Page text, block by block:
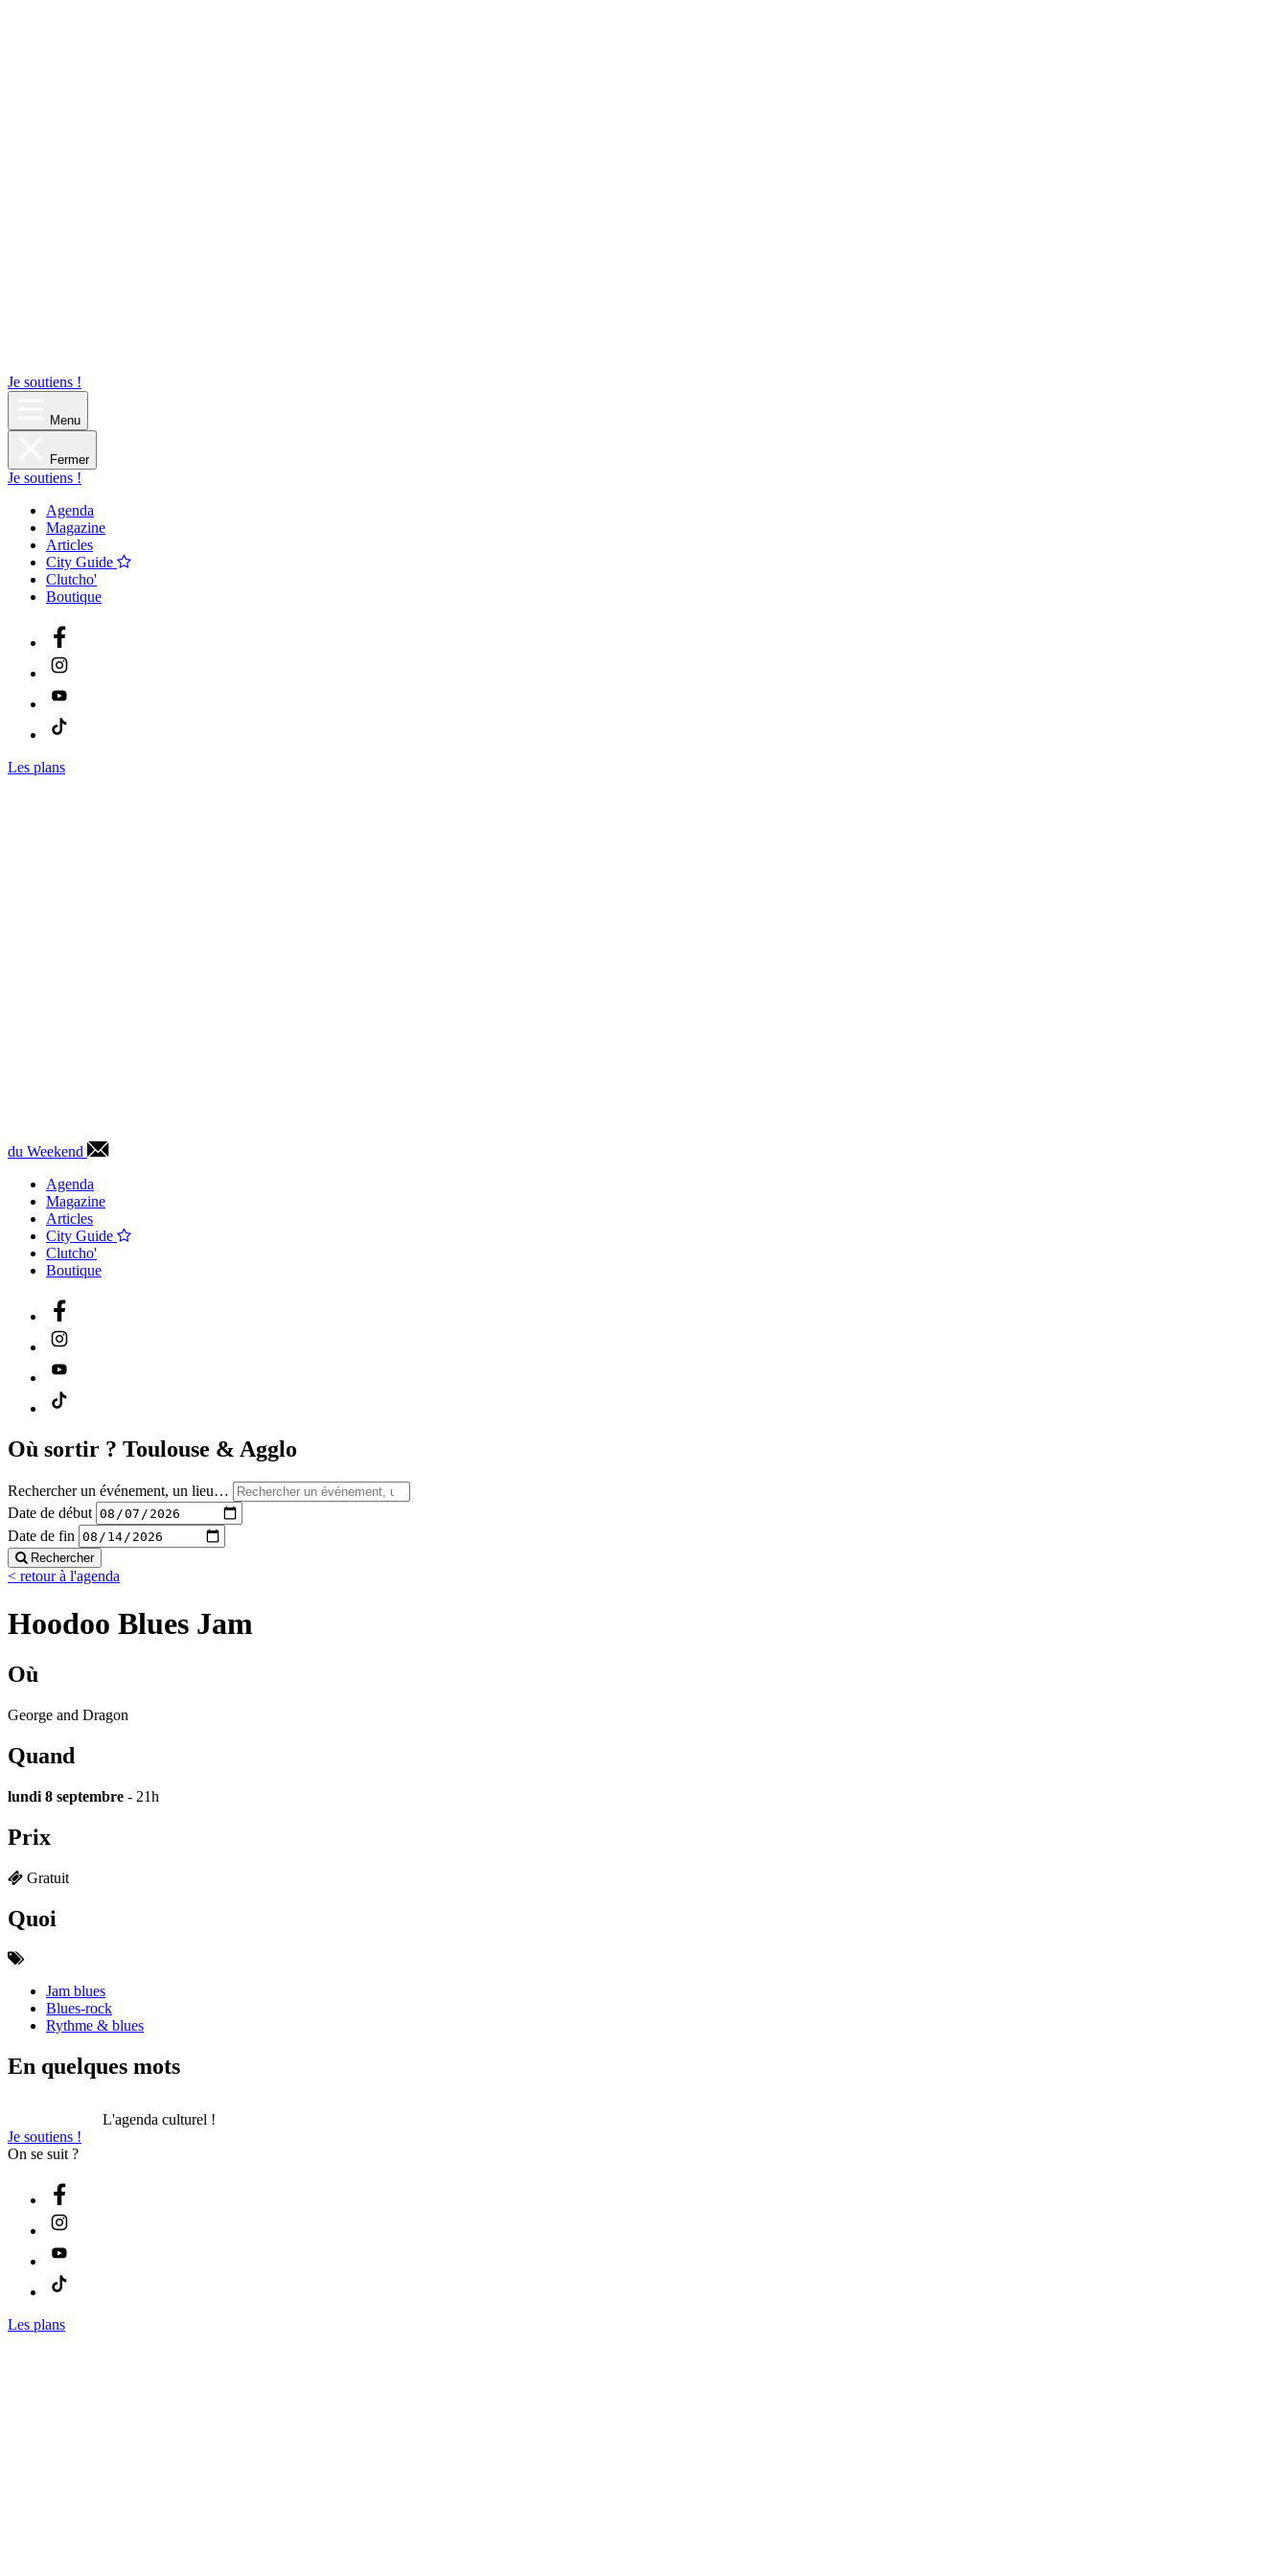
Je soutiens !
Menu
Fermer
Je soutiens !
Agenda
Magazine
Articles
City Guide
Clutcho'
Boutique
Les plans
du Weekend
Agenda
Magazine
Articles
City Guide
Clutcho'
Boutique
Où sortir ? Toulouse & Agglo
Rechercher un événement, un lieu…
Date de début
Date de fin
Rechercher
< retour à l'agenda
Hoodoo Blues Jam
Où
George and Dragon
Quand
lundi 8 septembre - 21h
Prix
Gratuit
Quoi
Jam blues
Blues-rock
Rythme & blues
En quelques mots
L'agenda culturel !
Je soutiens !
On se suit ?
Les plans